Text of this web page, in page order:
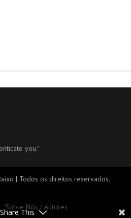
you."
| Todos os direitos reservados.
Sobre Nós / Autores
Share This